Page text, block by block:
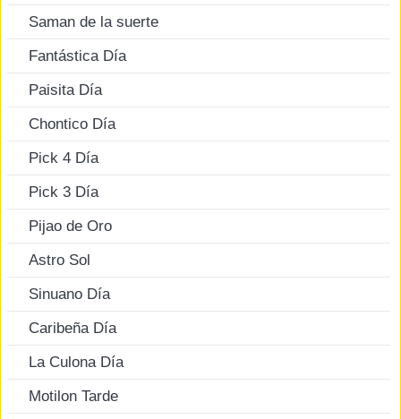
Saman de la suerte
Fantástica Día
Paisita Día
Chontico Día
Pick 4 Día
Pick 3 Día
Pijao de Oro
Astro Sol
Sinuano Día
Caribeña Día
La Culona Día
Motilon Tarde